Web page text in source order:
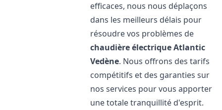
efficaces, nous nous déplaçons
dans les meilleurs délais pour
résoudre vos problèmes de
chaudière électrique Atlantic
Vedène. Nous offrons des tarifs
compétitifs et des garanties sur
nos services pour vous apporter
une totale tranquillité d'esprit.